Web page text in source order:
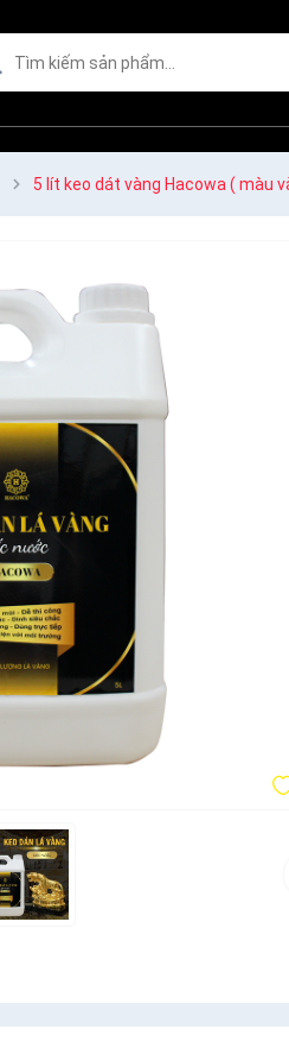
5 lít keo dát vàng Hacowa ( màu